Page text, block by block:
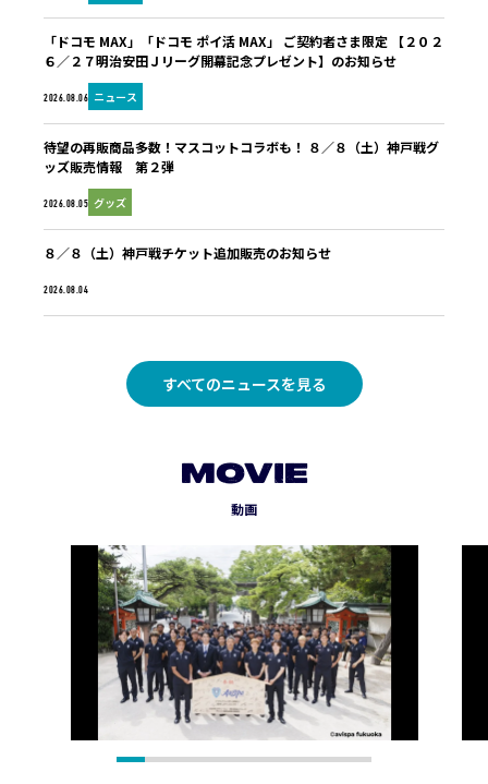
2026.08.06 ニュース
「ドコモ MAX」「ドコモ ポイ活 MAX」 ご契約者さま限定 【２０２
６／２７明治安田Ｊリーグ開幕記念プレゼント】のお知らせ
2026.08.05 グッズ
待望の再販商品多数！マスコットコラボも！ ８／８（土）神戸戦グ
ッズ販売情報 第２弾
2026.08.04
８／８（土）神戸戦チケット追加販売のお知らせ
すべてのニュースを見る
MOVIE
動画